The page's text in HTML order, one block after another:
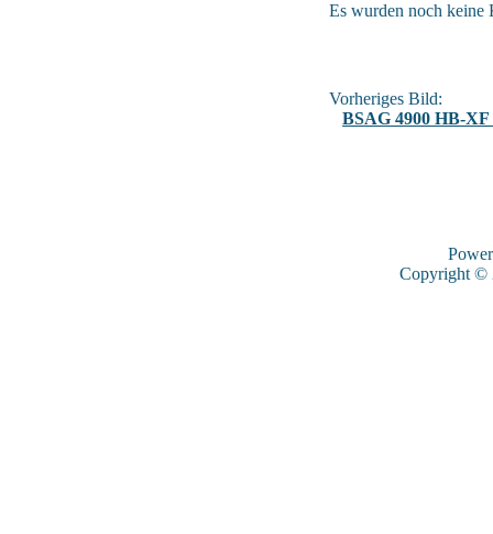
Es wurden noch keine
Vorheriges Bild:
BSAG 4900 HB-XF
Copyright ©